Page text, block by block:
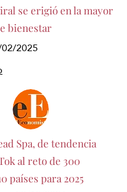
se erigió en la mayor
bienestar
2025
Spa, de tendencia
al reto de 300
países para 2025